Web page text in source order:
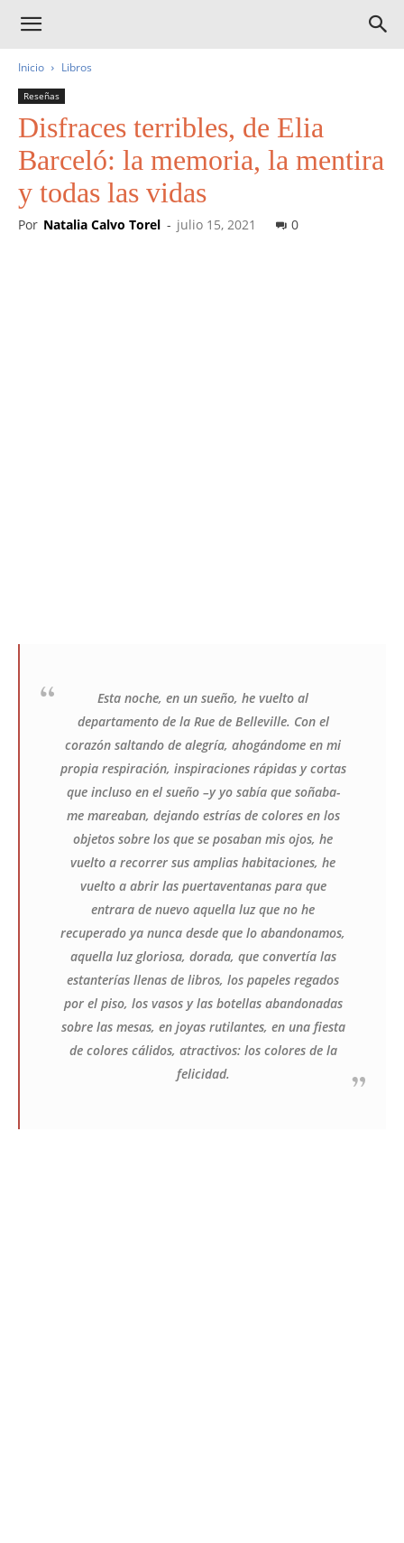
Inicio Libros
Reseñas
Disfraces terribles, de Elia
Barceló: la memoria, la mentira
y todas las vidas
Por Natalia Calvo Torel - julio 15, 2021 0
Esta noche, en un sueño, he vuelto al
departamento de la Rue de Belleville. Con el
corazón saltando de alegría, ahogándome en mi
propia respiración, inspiraciones rápidas y cortas
que incluso en el sueño –y yo sabía que soñaba-
me mareaban, dejando estrías de colores en los
objetos sobre los que se posaban mis ojos, he
vuelto a recorrer sus amplias habitaciones, he
vuelto a abrir las puertaventanas para que
entrara de nuevo aquella luz que no he
recuperado ya nunca desde que lo abandonamos,
aquella luz gloriosa, dorada, que convertía las
estanterías llenas de libros, los papeles regados
por el piso, los vasos y las botellas abandonadas
sobre las mesas, en joyas rutilantes, en una fiesta
de colores cálidos, atractivos: los colores de la
felicidad.